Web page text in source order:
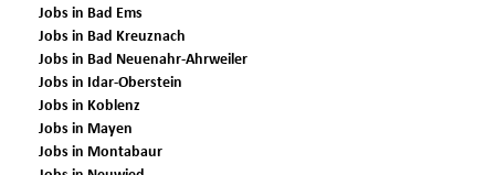
Jobs in Bad Ems
Jobs in Bad Kreuznach
Jobs in Bad Neuenahr-Ahrweiler
Jobs in Idar-Oberstein
Jobs in Koblenz
Jobs in Mayen
Jobs in Montabaur